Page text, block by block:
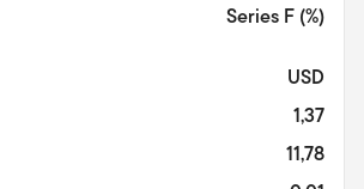
Series F (%)
USD
1,37
11,78